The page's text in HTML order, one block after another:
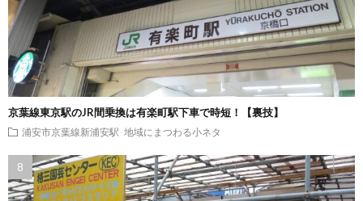
京葉線東京駅のJR間乗換は有楽町駅下車で時短！【裏技】
浦安市京葉線新浦安駅 地域にまつわる小ネタ